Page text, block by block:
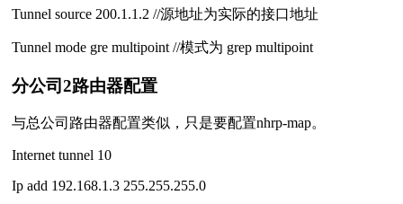
Tunnel source 200.1.1.2 //源地址为实际的接口地址
Tunnel mode gre multipoint //模式为 grep multipoint
分公司2路由器配置
与总公司路由器配置类似，只是要配置nhrp-map。
Internet tunnel 10
Ip add 192.168.1.3 255.255.255.0